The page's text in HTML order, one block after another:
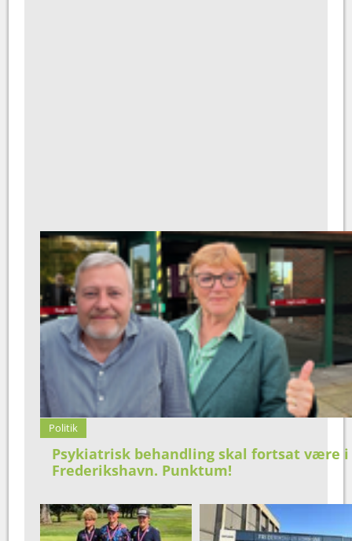
Politik
Psykiatrisk behandling skal fortsat være i
Frederikshavn. Punktum!